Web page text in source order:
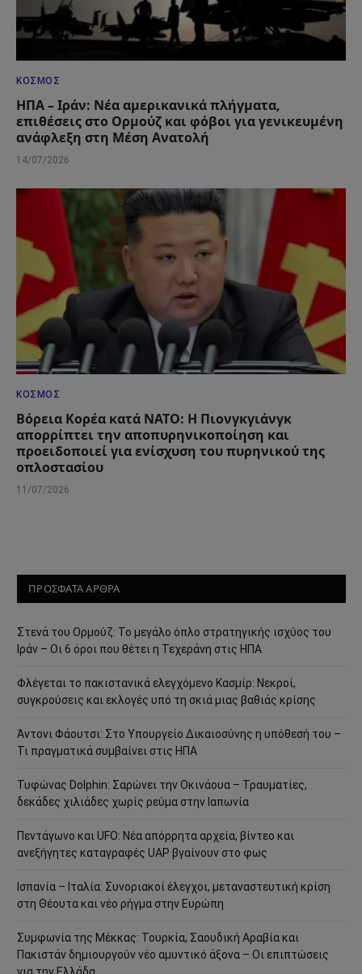
ΚΌΣΜΟΣ
ΗΠΑ – Ιράν: Νέα αμερικανικά πλήγματα,
επιθέσεις στο Ορμούζ και φόβοι για γενικευμένη
ανάφλεξη στη Μέση Ανατολή
14/07/2026
ΚΌΣΜΟΣ
Βόρεια Κορέα κατά ΝΑΤΟ: Η Πιονγκγιάνγκ
απορρίπτει την αποπυρηνικοποίηση και
προειδοποιεί για ενίσχυση του πυρηνικού της
οπλοστασίου
11/07/2026
ΠΡΟΣΦΑΤΑ ΑΡΘΡΑ
Στενά του Ορμούζ: Το μεγάλο όπλο στρατηγικής ισχύος του
Ιράν – Οι 6 όροι που θέτει η Τεχεράνη στις ΗΠΑ
Φλέγεται το πακιστανικά ελεγχόμενο Κασμίρ: Νεκροί,
συγκρούσεις και εκλογές υπό τη σκιά μιας βαθιάς κρίσης
Άντονι Φάουτσι: Στο Υπουργείο Δικαιοσύνης η υπόθεσή του –
Τι πραγματικά συμβαίνει στις ΗΠΑ
Τυφώνας Dolphin: Σαρώνει την Οκινάουα – Τραυματίες,
δεκάδες χιλιάδες χωρίς ρεύμα στην Ιαπωνία
Πεντάγωνο και UFO: Νέα απόρρητα αρχεία, βίντεο και
ανεξήγητες καταγραφές UAP βγαίνουν στο φως
Ισπανία – Ιταλία: Συνοριακοί έλεγχοι, μεταναστευτική κρίση
στη Θέουτα και νέο ρήγμα στην Ευρώπη
Συμφωνία της Μέκκας: Τουρκία, Σαουδική Αραβία και
Πακιστάν δημιουργούν νέο αμυντικό άξονα – Οι επιπτώσεις